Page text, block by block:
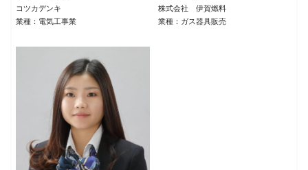
コツカデンキ
業種：電気工事業
株式会社 伊賀燃料
業種：ガス器具販売